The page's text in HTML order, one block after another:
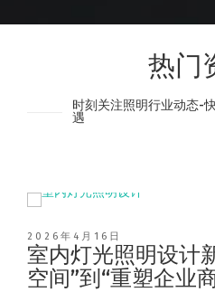
热门
时刻关注照明行业动态-
遇
2026年4月16日
室内灯光照明设计
空间”到“重塑企业